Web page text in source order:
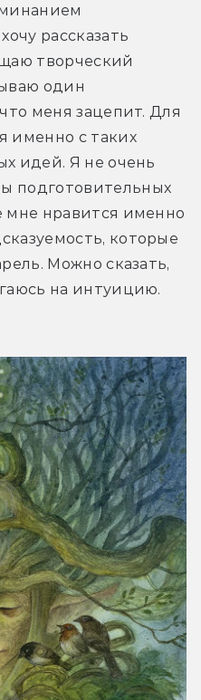
рассказать
творческий
один
меня зацепит. Для
именно с таких
идей. Я не очень
подготовительных
мне нравится именно
которые
Можно сказать,
на интуицию.